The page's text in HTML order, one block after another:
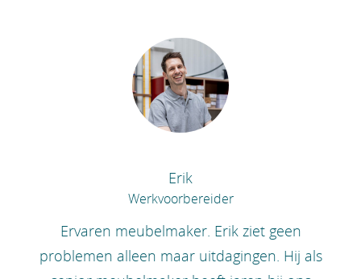
Erik
Werkvoorbereider
Ervaren meubelmaker. Erik ziet geen
problemen alleen maar uitdagingen. Hij als